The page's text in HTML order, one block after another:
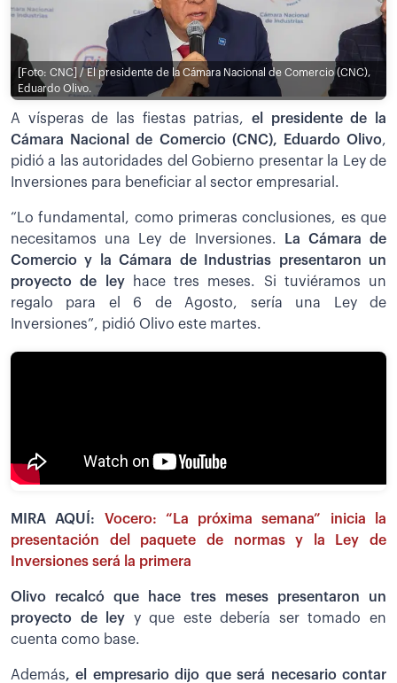
[Foto: CNC] / El presidente de la Cámara Nacional de Comercio (CNC),
Eduardo Olivo.
A vísperas de las fiestas patrias, el presidente de la
Cámara Nacional de Comercio (CNC), Eduardo Olivo,
pidió a las autoridades del Gobierno presentar la Ley de
Inversiones para beneficiar al sector empresarial.
“Lo fundamental, como primeras conclusiones, es que
necesitamos una Ley de Inversiones.
La Cámara de
Comercio y la Cámara de Industrias presentaron un
proyecto de leyhace tres meses. Si tuviéramos un
regalo para el 6 de Agosto, sería una Ley de
Inversiones”, pidió Olivo este martes.
MIRA AQUÍ: Vocero: “La próxima semana” inicia la
presentación del paquete de normas y la Ley de
Inversiones será la primera
Olivo recalcó que hace tres meses presentaron un
proyecto de ley y que este debería ser tomado en
cuenta como base.
Además, el empresario dijo que será necesario contar